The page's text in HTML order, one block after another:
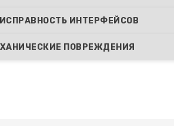
ИНТЕРФЕЙСОВ
ПОВРЕЖДЕНИЯ